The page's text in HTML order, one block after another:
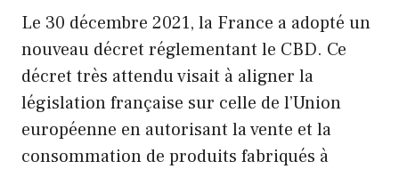
Le 30 décembre 2021, la France a adopté un
nouveau décret réglementant le CBD. Ce
décret très attendu visait à aligner la
législation française sur celle de l’Union
européenne en autorisant la vente et la
consommation de produits fabriqués à